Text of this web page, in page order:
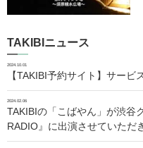
TAKIBIニュース
2024.10.01
【TAKIBI予約サイト】サービ
2024.02.06
TAKIBIの「こばやん」が渋谷
RADIO』に出演させていただ